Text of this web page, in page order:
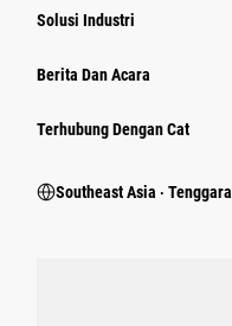
Solusi Industri
Berita Dan Acara
Terhubung Dengan Cat
Southeast Asia ‧ Tenggara